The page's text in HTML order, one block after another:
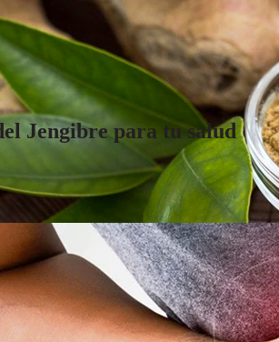
Jengibre para tu salud